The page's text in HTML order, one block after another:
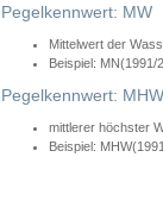
Pegelkennwert: MW
Mittelwert der
Beispiel: MN(1991/
Pegelkennwert: MHW
mittlerer höchster
Beispiel: